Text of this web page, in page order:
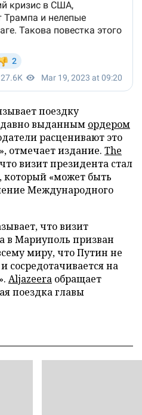
поездку
выданным ордером
расценивают это
отмечает издание. The
визит президента стал
«может быть
Международного
что визит
в Мариуполь призван
миру, что Путин не
сосредотачивается на
Aljazeera обращает
поездка главы